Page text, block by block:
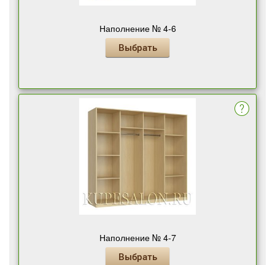
Наполнение № 4-6
Выбрать
Наполнение № 4-7
Выбрать